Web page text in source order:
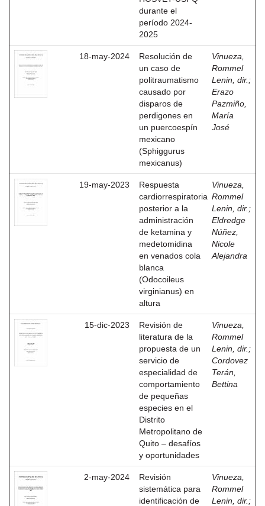
durante el
período 2024-
2025
18-may-2024
Resolución de
un caso de
politraumatismo
causado por
disparos de
perdigones en
un puercoespín
mexicano
(Sphiggurus
mexicanus)
Vinueza,
Rommel
Lenin, dir. ;
Erazo
Pazmiño,
María
José
19-may-2023
Respuesta
cardiorrespiratoria
posterior a la
administración
de ketamina y
medetomidina
en venados cola
blanca
(Odocoileus
virginianus) en
altura
Vinueza,
Rommel
Lenin, dir. ;
Eldredge
Núñez,
Nicole
Alejandra
15-dic-2023
Revisión de
literatura de la
propuesta de un
servicio de
especialidad de
comportamiento
de pequeñas
especies en el
Distrito
Metropolitano de
Quito – desafíos
y oportunidades
Vinueza,
Rommel
Lenin, dir. ;
Cordovez
Terán,
Bettina
2-may-2024
Revisión
sistemática para
identificación de
Vinueza,
Rommel
Lenin, dir. ;